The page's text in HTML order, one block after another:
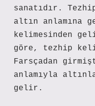
sanatıdır.
altın anlamına
kelimesinden
göre, tezhip
Farsçadan
anlamıyla
gelir.